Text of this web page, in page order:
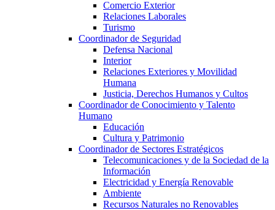
Comercio Exterior
Relaciones Laborales
Turismo
Coordinador de Seguridad
Defensa Nacional
Interior
Relaciones Exteriores y Movilidad
Humana
Justicia, Derechos Humanos y Cultos
Coordinador de Conocimiento y Talento
Humano
Educación
Cultura y Patrimonio
Coordinador de Sectores Estratégicos
Telecomunicaciones y de la Sociedad de la
Información
Electricidad y Energía Renovable
Ambiente
Recursos Naturales no Renovables